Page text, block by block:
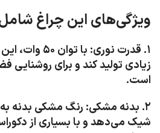
ویژگی‌های این چراغ
۱. قدرت نوری: با
زیادی تولید کند و برای
است.
۲. بدنه مشکی: رنگ مشکی بدنه
شیک می‌دهد و با بسیاری از